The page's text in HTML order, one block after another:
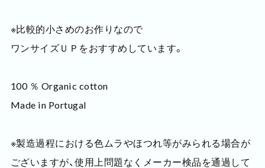
※比較的小さめのお作りなので
ワンサイズＵＰをおすすめしています。
100 ％ Organic cotton
Made in Portugal
※製造過程における色ムラやほつれ等がみられる場合が
ございますが、使用上問題なくメーカー検品を通過して